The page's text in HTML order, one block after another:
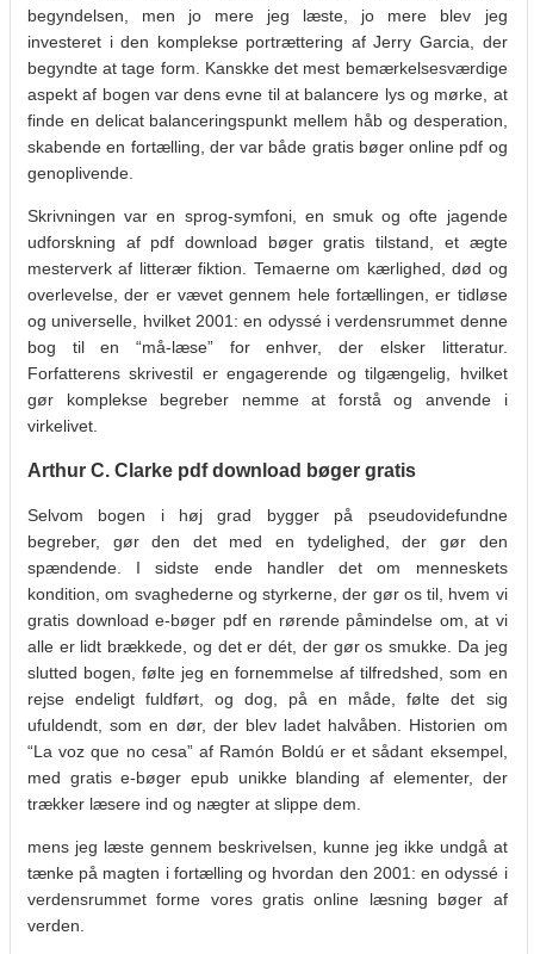
begyndelsen, men jo mere jeg læste, jo mere blev jeg
investeret i den komplekse portrættering af Jerry Garcia, der
begyndte at tage form. Kanskke det mest bemærkelsesværdige
aspekt af bogen var dens evne til at balancere lys og mørke, at
finde en delicat balanceringspunkt mellem håb og desperation,
skabende en fortælling, der var både gratis bøger online pdf og
genoplivende.
Skrivningen var en sprog-symfoni, en smuk og ofte jagende
udforskning af pdf download bøger gratis tilstand, et ægte
mesterverk af litterær fiktion. Temaerne om kærlighed, død og
overlevelse, der er vævet gennem hele fortællingen, er tidløse
og universelle, hvilket 2001: en odyssé i verdensrummet denne
bog til en “må-læse” for enhver, der elsker litteratur.
Forfatterens skrivestil er engagerende og tilgængelig, hvilket
gør komplekse begreber nemme at forstå og anvende i
virkelivet.
Arthur C. Clarke pdf download bøger gratis
Selvom bogen i høj grad bygger på pseudovidefundne
begreber, gør den det med en tydelighed, der gør den
spændende. I sidste ende handler det om menneskets
kondition, om svaghederne og styrkerne, der gør os til, hvem vi
gratis download e-bøger pdf en rørende påmindelse om, at vi
alle er lidt brækkede, og det er dét, der gør os smukke. Da jeg
slutted bogen, følte jeg en fornemmelse af tilfredshed, som en
rejse endeligt fuldført, og dog, på en måde, følte det sig
ufuldendt, som en dør, der blev ladet halvåben. Historien om
“La voz que no cesa” af Ramón Boldú er et sådant eksempel,
med gratis e-bøger epub unikke blanding af elementer, der
trækker læsere ind og nægter at slippe dem.
mens jeg læste gennem beskrivelsen, kunne jeg ikke undgå at
tænke på magten i fortælling og hvordan den 2001: en odyssé i
verdensrummet forme vores gratis online læsning bøger af
verden.